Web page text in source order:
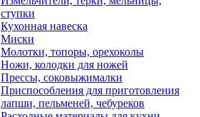
ступки
Кухонная навеска
Миски
Молотки, топоры, орехоколы
Ножи, колодки для ножей
Прессы, соковыжималки
Приспособления для приготовления
лапши, пельменей, чебуреков